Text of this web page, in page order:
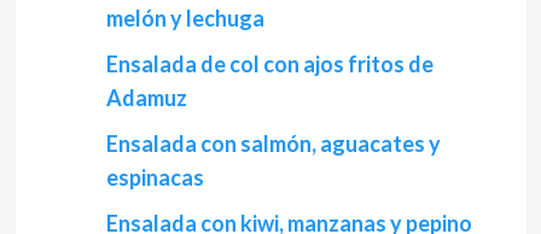
melón y lechuga
Ensalada de col con ajos fritos de
Adamuz
Ensalada con salmón, aguacates y
espinacas
Ensalada con kiwi, manzanas y pepino